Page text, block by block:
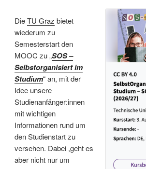
DieTU Graz bietet
wiederum zu
Semesterstart den
MOOC zu „SOS –
Selbstorganisiert im
Studium“ an, mit der
Idee unsere
Studienanfänger:innen
mit wichtigen
Informationen rund um
den Studienstart zu
versehen. Dabei ,geht es
aber nicht nur um